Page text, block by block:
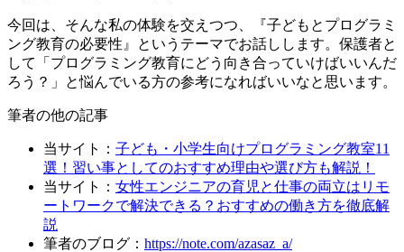
今回は、そんな私の体験を交えつつ、『子どもとプログラミ
ング教育の必要性』というテーマでお話しします。保護者と
して
「プログラミング教育にどう向き合っていけばいいんだ
ろう？」と悩んでいる方の参考になればいいなと思います。
筆者の他の記事
当サイト： 子ども・小学生向けプログラミング教室11
選！習い事としてのおすすめ理由や選び方も解説！
当サイト： 女性エンジニアの育児と仕事の両立はリモ
ートワークで解決できる？おすすめの働き方を徹底解
説
筆者のブログ： https://note.com/azasaz_a/